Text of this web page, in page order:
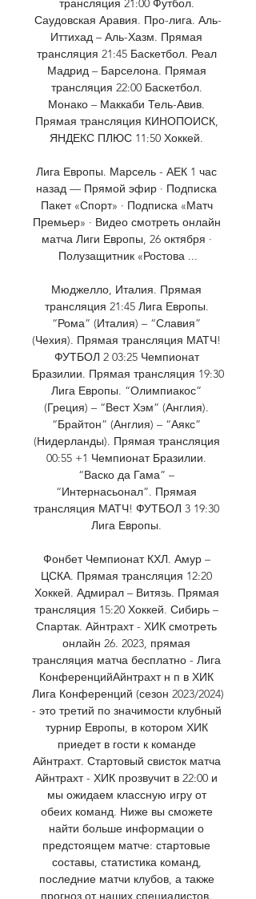
трансляция 21:00 Футбол.
Саудовская Аравия. Про-лига. Аль-
Иттихад – Аль-Хазм. Прямая
трансляция 21:45 Баскетбол. Реал
Мадрид – Барселона. Прямая
трансляция 22:00 Баскетбол.
Монако – Маккаби Тель-Авив.
Прямая трансляция КИНОПОИСК,
ЯНДЕКС ПЛЮС 11:50 Хоккей.
Лига Европы. Марсель - АЕК 1 час
назад — Прямой эфир · Подписка
Пакет «Спорт» · Подписка «Матч
Премьер» · Видео смотреть онлайн
матча Лиги Европы, 26 октября ·
Полузащитник «Ростова ...
Мюджелло, Италия. Прямая
трансляция 21:45 Лига Европы.
“Рома” (Италия) – “Славия”
(Чехия). Прямая трансляция МАТЧ!
ФУТБОЛ 2 03:25 Чемпионат
Бразилии. Прямая трансляция 19:30
Лига Европы. “Олимпиакос”
(Греция) – “Вест Хэм” (Англия).
“Брайтон” (Англия) – “Аякс”
(Нидерланды). Прямая трансляция
00:55 +1 Чемпионат Бразилии.
“Васко да Гама” –
“Интернасьонал”. Прямая
трансляция МАТЧ! ФУТБОЛ 3 19:30
Лига Европы.
Фонбет Чемпионат КХЛ. Амур –
ЦСКА. Прямая трансляция 12:20
Хоккей. Адмирал – Витязь. Прямая
трансляция 15:20 Хоккей. Сибирь –
Спартак. Айнтрахт - ХИК смотреть
онлайн 26. 2023, прямая
трансляция матча бесплатно - Лига
КонференцийАйнтрахт н п в ХИК
Лига Конференций (сезон 2023/2024)
- это третий по значимости клубный
турнир Европы, в котором ХИК
приедет в гости к команде
Айнтрахт. Стартовый свисток матча
Айнтрахт - ХИК прозвучит в 22:00 и
мы ожидаем классную игру от
обеих команд. Ниже вы сможете
найти больше информации о
предстоящем матче: стартовые
составы, статистика команд,
последние матчи клубов, а также
прогноз от наших специалистов.